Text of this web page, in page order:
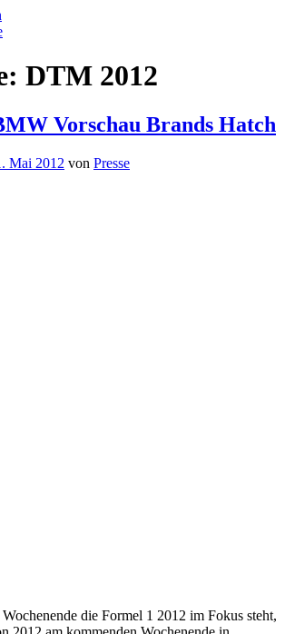
DTM 2012
Vorschau Brands Hatch
Mai 2012 von Presse
die Formel 1 2012 im Fokus steht,